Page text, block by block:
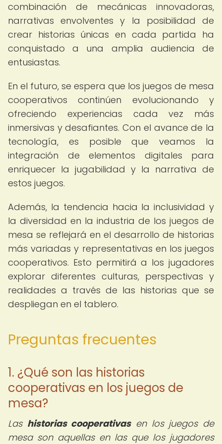
combinación de mecánicas innovadoras,
narrativas envolventes y la posibilidad de
crear historias únicas en cada partida ha
conquistado a una amplia audiencia de
entusiastas.
En el futuro, se espera que los juegos de mesa
cooperativos continúen evolucionando y
ofreciendo experiencias cada vez más
inmersivas y desafiantes. Con el avance de la
tecnología, es posible que veamos la
integración de elementos digitales para
enriquecer la jugabilidad y la narrativa de
estos juegos.
Además, la tendencia hacia la inclusividad y
la diversidad en la industria de los juegos de
mesa se reflejará en el desarrollo de historias
más variadas y representativas en los juegos
cooperativos. Esto permitirá a los jugadores
explorar diferentes culturas, perspectivas y
realidades a través de las historias que se
despliegan en el tablero.
Preguntas frecuentes
1. ¿Qué son las historias
cooperativas en los juegos de
mesa?
Las historias cooperativasen los juegos de
mesa son aquellas en las que los jugadores